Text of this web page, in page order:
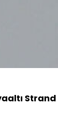
Strand